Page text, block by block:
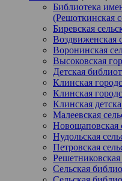
Библиотека
(Решоткинская
Биревская
Воздвиженская
Воронинская
Высоковская
Детская
Клинская
Клинская
Клинская
Малеевская
Новощаповская
Нудольская
Петровская
Решетниковская
Сельская